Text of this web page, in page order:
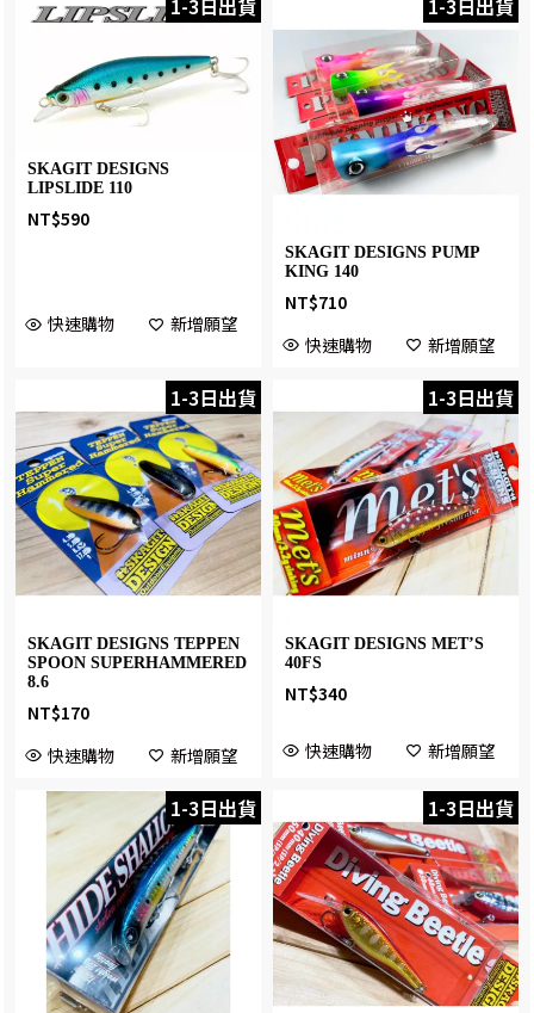
SKAGIT DESIGNS
LIPSLIDE 110
NT$590
快速購物 新增願望
SKAGIT DESIGNS PUMP
KING 140
NT$710
快速購物
新增願望
1-3日出貨
SKAGIT DESIGNS TEPPEN
SPOON SUPERHAMMERED
8.6
NT$170
快速購物
新增願望
1-3日出貨
SKAGIT DESIGNS MET’S
40FS
NT$340
快速購物 新增願望
1-3日出貨 1-3日出貨